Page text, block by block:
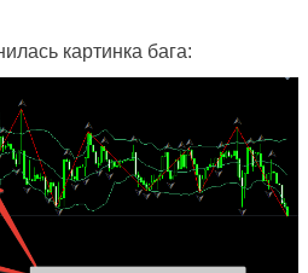
картинка бага: